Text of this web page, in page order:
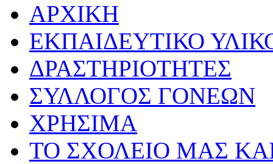
ΑΡΧΙΚΗ
ΕΚΠΑΙΔΕΥΤΙΚΟ
ΔΡΑΣΤΗΡΙΟΤΗΤΕΣ
ΣΥΛΛΟΓΟΣ ΓΟΝΕΩΝ
ΧΡΗΣΙΜΑ
ΤΟ ΣΧΟΛΕΙΟ ΜΑΣ